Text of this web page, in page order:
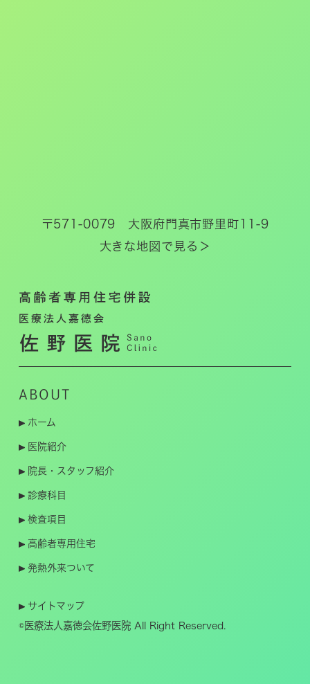
〒571-0079 大阪府門真市野里町11-9
大きな地図で見る＞
ABOUT
ホーム
医院紹介
院長・スタッフ紹介
診療科目
検査項目
高齢者専用住宅
発熱外来ついて
サイトマップ
©医療法人嘉徳会佐野医院 All Right Reserved.